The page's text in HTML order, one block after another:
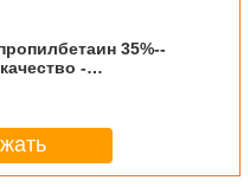
35%--
-